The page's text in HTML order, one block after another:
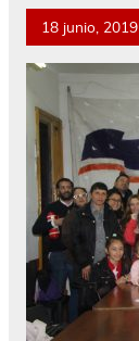
18 junio, 2019